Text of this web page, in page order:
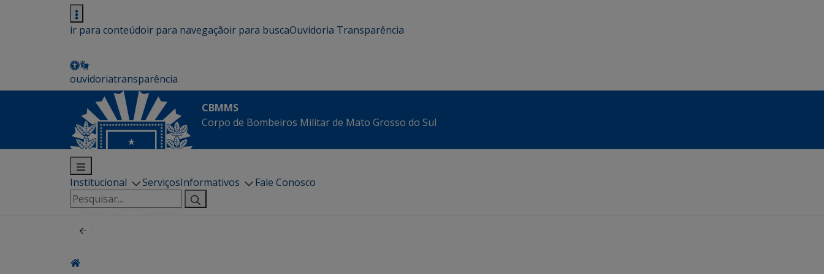
ir para conteúdoir para navegaçãoir para buscaOuvidoria Transparência
ouvidoriatransparência
CBMMS
Corpo de Bombeiros Militar de Mato Grosso do Sul
Institucional ServiçosInformativos
Fale Conosco
Pesquisar
por: